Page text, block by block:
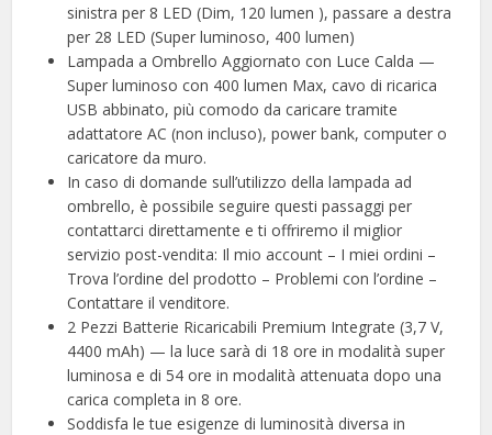
sinistra per 8 LED (Dim, 120 lumen ), passare a destra
per 28 LED (Super luminoso, 400 lumen)
Lampada a Ombrello Aggiornato con Luce Calda —
Super luminoso con 400 lumen Max, cavo di ricarica
USB abbinato, più comodo da caricare tramite
adattatore AC (non incluso), power bank, computer o
caricatore da muro.
In caso di domande sull’utilizzo della lampada ad
ombrello, è possibile seguire questi passaggi per
contattarci direttamente e ti offriremo il miglior
servizio post-vendita: Il mio account – I miei ordini –
Trova l’ordine del prodotto – Problemi con l’ordine –
Contattare il venditore.
2 Pezzi Batterie Ricaricabili Premium Integrate (3,7 V,
4400 mAh) — la luce sarà di 18 ore in modalità super
luminosa e di 54 ore in modalità attenuata dopo una
carica completa in 8 ore.
Soddisfa le tue esigenze di luminosità diversa in